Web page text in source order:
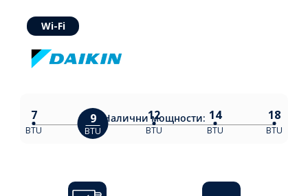
Wi-Fi
Наличнимощности:
7
BTU
9
BTU
12
BTU
14
BTU
18
BTU